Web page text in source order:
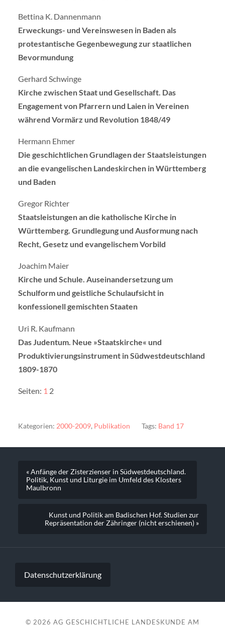
Bettina K. Dannenmann
Erweckungs- und Vereinswesen in Baden als
protestantische Gegenbewegung zur staatlichen
Bevormundung
Gerhard Schwinge
Kirche zwischen Staat und Gesellschaft. Das
Engagement von Pfarrern und Laien in Vereinen
während Vormärz und Revolution 1848/49
Hermann Ehmer
Die geschichtlichen Grundlagen der Staatsleistungen
an die evangelischen Landeskirchen in Württemberg
und Baden
Gregor Richter
Staatsleistungen an die katholische Kirche in
Württemberg. Grundlegung und Ausformung nach
Recht, Gesetz und evangelischem Vorbild
Joachim Maier
Kirche und Schule. Auseinandersetzung um
Schulform und geistliche Schulaufsicht in
konfessionell gemischten Staaten
Uri R. Kaufmann
Das Judentum. Neue »Staatskirche« und
Produktivierungsinstrument in Südwestdeutschland
1809-1870
Seiten: 1 2
Kategorien: 2000-2009, Publikation Tags: Band 17
« Anfänge der Zisterzienser in Südwestdeutschland.
Politik, Kunst und Liturgie im Umfeld des Klosters
Maulbronn
Kunst und Politik am Badischen Hof. Studien zur
Repräsentation der Zähringer (nicht erschienen) »
Datenschutzerklärung
© 2026 AG GESCHICHTLICHE LANDESKUNDE AM